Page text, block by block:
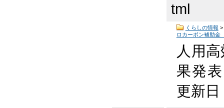
tml
くらしの情報 >
ロカーボン補助金
人用
果発
更新